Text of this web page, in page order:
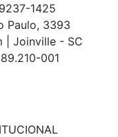
1425
Paulo, 3393
| Joinville - SC
001